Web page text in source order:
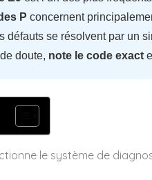
P concernent
défauts se résolvent par un
doute, note le code exact
le système de